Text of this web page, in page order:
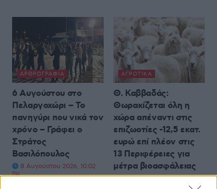
ΑΡΘΡΟΓΡΑΦΊΑ
6 Αυγούστου στο
Πελαργοχώρι – Το
πανηγύρι που νικά τον
χρόνο – Γράφει ο
Στράτος
Βασιλόπουλος
8 Αυγούστου 2026, 10:02
πμ
ΑΓΡΟΤΙΚΆ
Θ. Καββαδάς:
Θωρακίζεται όλη η
χώρα απέναντι στις
επιζωοτίες -12,5 εκατ.
ευρώ επί πλέον στις
13 Περιφέρειες για
μέτρα βιοασφάλειας
8 Αυγούστου 2026, 9:29 πμ